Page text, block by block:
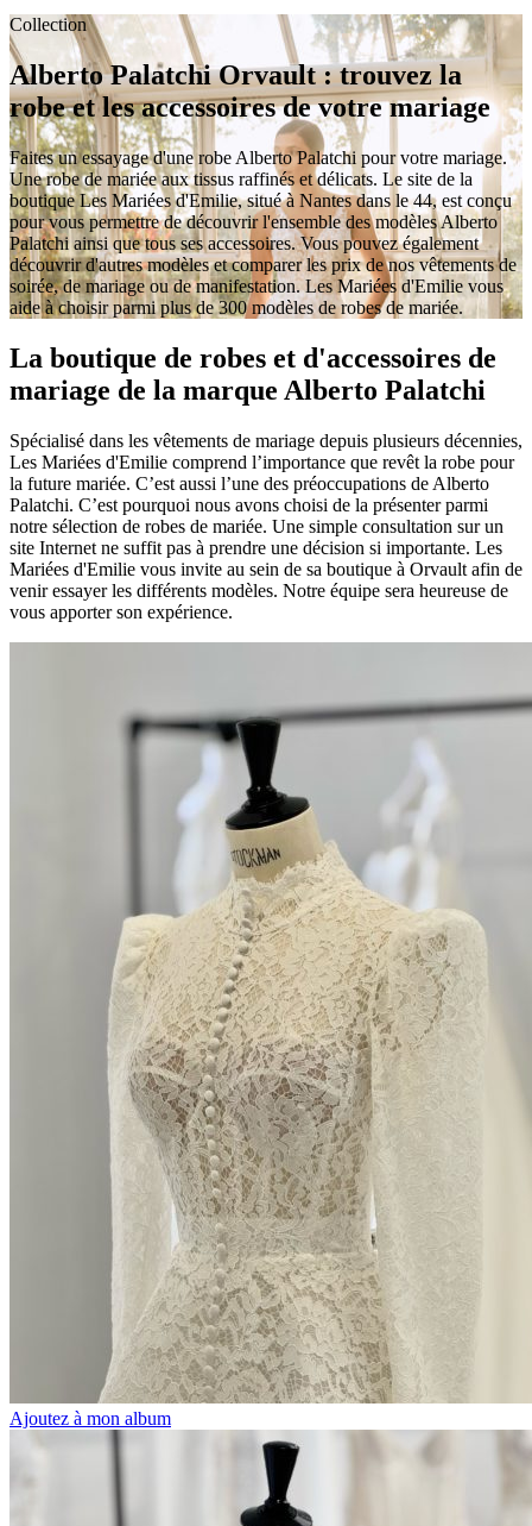
Collection
Alberto Palatchi Orvault : trouvez la
robe et les accessoires de votre mariage
Faites un essayage d'une robe Alberto Palatchi pour votre mariage.
Une robe de mariée aux tissus raffinés et délicats. Le site de la
boutique Les Mariées d'Emilie, situé à Nantes dans le 44, est conçu
pour vous permettre de découvrir l'ensemble des modèles Alberto
Palatchi ainsi que tous ses accessoires. Vous pouvez également
découvrir d'autres modèles et comparer les prix de nos vêtements de
soirée, de mariage ou de manifestation. Les Mariées d'Emilie vous
aide à choisir parmi plus de 300 modèles de robes de mariée.
La boutique de robes et d'accessoires de
mariage de la marque Alberto Palatchi
Spécialisé dans les vêtements de mariage depuis plusieurs décennies,
Les Mariées d'Emilie comprend l’importance que revêt la robe pour
la future mariée. C’est aussi l’une des préoccupations de Alberto
Palatchi. C’est pourquoi nous avons choisi de la présenter parmi
notre sélection de robes de mariée. Une simple consultation sur un
site Internet ne suffit pas à prendre une décision si importante. Les
Mariées d'Emilie vous invite au sein de sa boutique à Orvault afin de
venir essayer les différents modèles. Notre équipe sera heureuse de
vous apporter son expérience.
Ajoutez à mon album